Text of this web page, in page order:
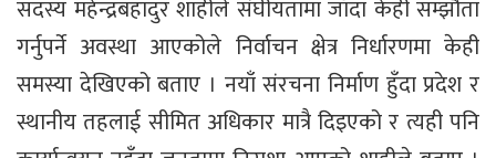
सदस्य महेन्द्रबहादुर शाहीले संघीयतामा जाँदा केही सम्झौता
गर्नुपर्ने अवस्था आएकोले निर्वाचन क्षेत्र निर्धारणमा केही
समस्या देखिएको बताए । नयाँ संरचना निर्माण हुँदा प्रदेश र
स्थानीय तहलाई सीमित अधिकार मात्रै दिइएको र त्यही पनि